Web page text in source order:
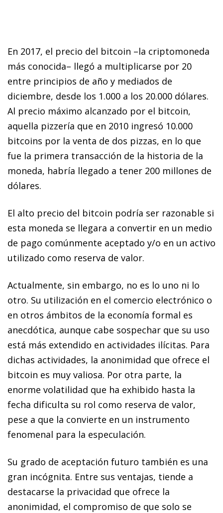
En 2017, el precio del bitcoin –la criptomoneda
más conocida– llegó a multiplicarse por 20
entre principios de año y mediados de
diciembre, desde los 1.000 a los 20.000 dólares.
Al precio máximo alcanzado por el bitcoin,
aquella pizzería que en 2010 ingresó 10.000
bitcoins por la venta de dos pizzas, en lo que
fue la primera transacción de la historia de la
moneda, habría llegado a tener 200 millones de
dólares.
El alto precio del bitcoin podría ser razonable si
esta moneda se llegara a convertir en un medio
de pago comúnmente aceptado y/o en un activo
utilizado como reserva de valor.
Actualmente, sin embargo, no es lo uno ni lo
otro. Su utilización en el comercio electrónico o
en otros ámbitos de la economía formal es
anecdótica, aunque cabe sospechar que su uso
está más extendido en actividades ilícitas. Para
dichas actividades, la anonimidad que ofrece el
bitcoin es muy valiosa. Por otra parte, la
enorme volatilidad que ha exhibido hasta la
fecha dificulta su rol como reserva de valor,
pese a que la convierte en un instrumento
fenomenal para la especulación.
Su grado de aceptación futuro también es una
gran incógnita. Entre sus ventajas, tiende a
destacarse la privacidad que ofrece la
anonimidad, el compromiso de que solo se